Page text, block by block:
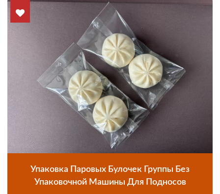
Упаковка Паровых Булочек Группы Без
Упаковочной Машины Для Подносов